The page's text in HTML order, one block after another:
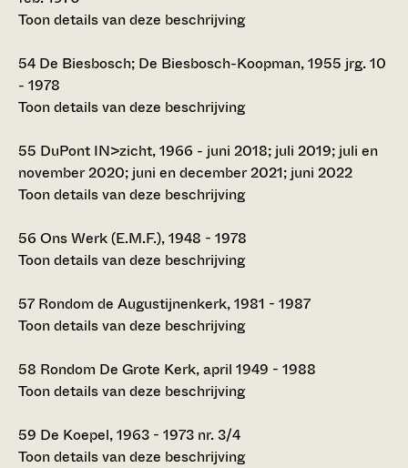
Toon details van deze beschrijving
54 De Biesbosch; De Biesbosch-Koopman, 1955 jrg. 10
- 1978
Toon details van deze beschrijving
55 DuPont IN>zicht, 1966 - juni 2018; juli 2019; juli en
november 2020; juni en december 2021; juni 2022
Toon details van deze beschrijving
56 Ons Werk (E.M.F.), 1948 - 1978
Toon details van deze beschrijving
57 Rondom de Augustijnenkerk, 1981 - 1987
Toon details van deze beschrijving
58 Rondom De Grote Kerk, april 1949 - 1988
Toon details van deze beschrijving
59 De Koepel, 1963 - 1973 nr. 3/4
Toon details van deze beschrijving